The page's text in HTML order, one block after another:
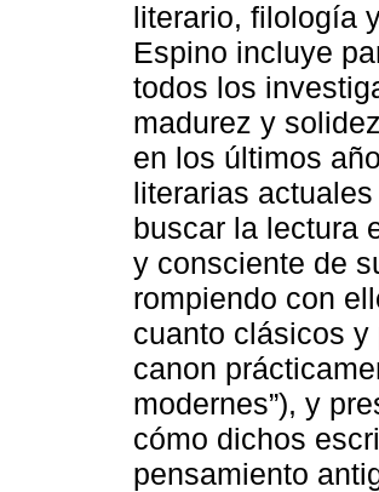
literario, filología
Espino incluye
todos los
madurez y
en los últimos
literarias
buscar la lectura
y consciente de
rompiendo con
cuanto clásicos
canon
modernes”), y
cómo dichos
pensamiento